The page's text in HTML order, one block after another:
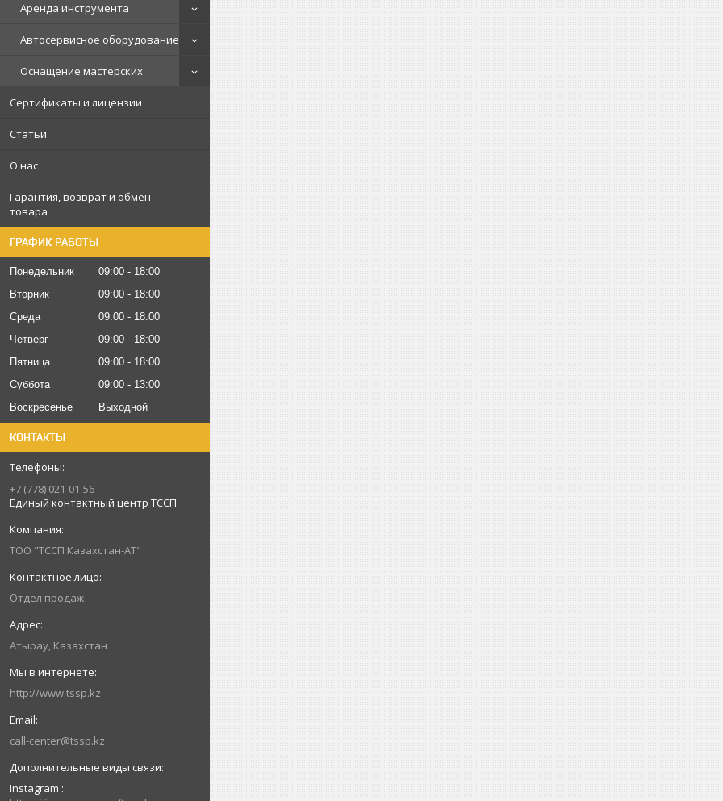
Аренда инструмента
Автосервисное оборудование
Оснащение мастерских
Сертификаты и лицензии
Статьи
О нас
Гарантия, возврат и обмен
товара
ГРАФИК РАБОТЫ
Понедельник 09:00
18:00
Вторник
09:00
18:00
Среда
09:00
18:00
Четверг
09:00
18:00
Пятница
09:00
18:00
Суббота
09:00
13:00
Воскресенье
Выходной
КОНТАКТЫ
+7 (778) 021-01-56
Единый контактный центр ТССП
ТОО "ТССП Казахстан-АТ"
Отдел продаж
Атырау, Казахстан
http://www.tssp.kz
call-center@tssp.kz
Instagram